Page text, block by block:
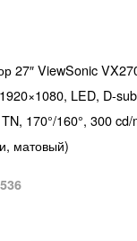
27″ ViewSonic
LED, D-
170°/160°, 300
матовый)